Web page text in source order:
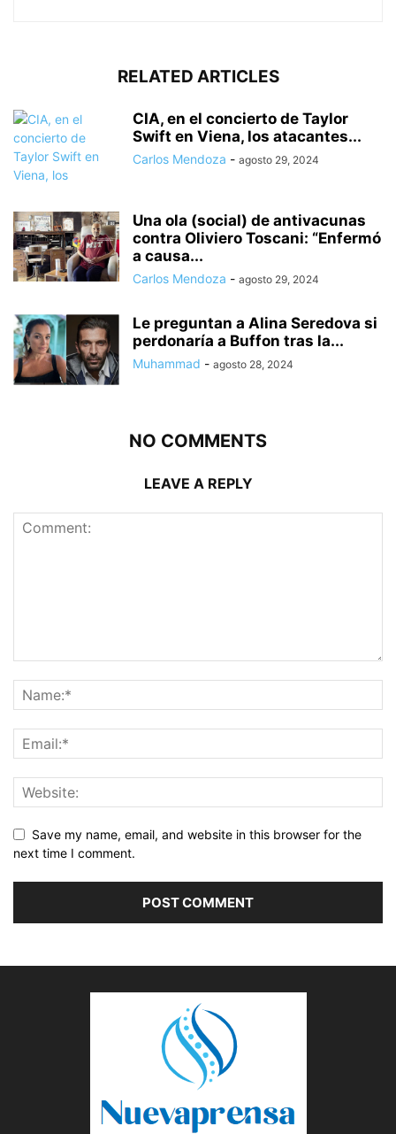
RELATED ARTICLES
CIA, en el concierto de Taylor
Swift en Viena, los atacantes...
Carlos Mendoza - agosto 29, 2024
Una ola (social) de antivacunas
contra Oliviero Toscani: “Enfermó
a causa...
Carlos Mendoza - agosto 29, 2024
Le preguntan a Alina Seredova si
perdonaría a Buffon tras la...
Muhammad - agosto 28, 2024
NO COMMENTS
LEAVE A REPLY
Save my name, email, and website in this browser for the
next time I comment.